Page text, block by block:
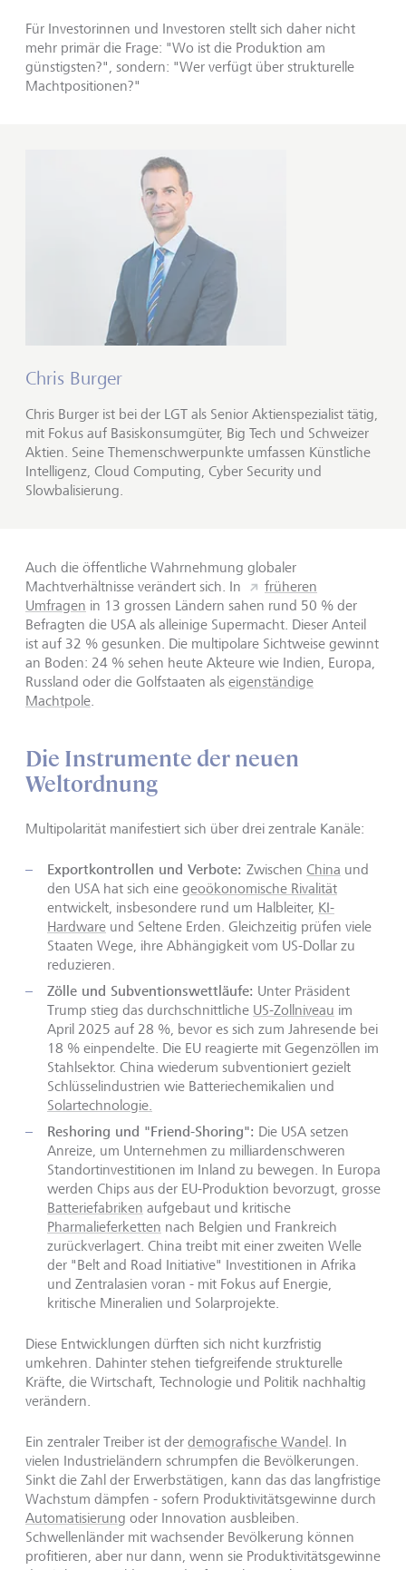
Für Investorinnen und Investoren stellt sich daher nicht
mehr primär die Frage: "Wo ist die Produktion am
günstigsten?", sondern: "Wer verfügt über strukturelle
Machtpositionen?"
Chris Burger
Chris Burger ist bei der LGT als Senior Aktienspezialist tätig,
mit Fokus auf Basiskonsumgüter, Big Tech und Schweizer
Aktien. Seine Themenschwerpunkte umfassen Künstliche
Intelligenz, Cloud Computing, Cyber Security und
Slowbalisierung.
Auch die öffentliche Wahrnehmung globaler
Machtverhältnisse verändert sich. In
früheren
Umfragen in 13 grossen Ländern sahen rund 50 % der
Befragten die USA als alleinige Supermacht. Dieser Anteil
ist auf 32 % gesunken. Die multipolare Sichtweise gewinnt
an Boden: 24 % sehen heute Akteure wie Indien, Europa,
Russland oder die Golfstaaten als eigenständige
Machtpole
Die Instrumente der neuen
Weltordnung
Multipolarität manifestiert sich über drei zentrale Kanäle:
Exportkontrollen und Verbote: Zwischen China und
den USA hat sich eine geoökonomische Rivalität
entwickelt, insbesondere rund um Halbleiter, KI-
Hardware und Seltene Erden. Gleichzeitig prüfen viele
Staaten Wege, ihre Abhängigkeit vom US-Dollar zu
reduzieren.
Zölle und Subventionswettläufe: Unter Präsident
Trump stieg das durchschnittliche US-Zollniveau im
April 2025 auf 28 %, bevor es sich zum Jahresende bei
18 % einpendelte. Die EU reagierte mit Gegenzöllen im
Stahlsektor. China wiederum subventioniert gezielt
Schlüsselindustrien wie Batteriechemikalien und
Solartechnologie.
Reshoring und "Friend-Shoring": Die USA setzen
Anreize, um Unternehmen zu milliardenschweren
Standortinvestitionen im Inland zu bewegen. In Europa
werden Chips aus der EU-Produktion bevorzugt, grosse
Batteriefabriken aufgebaut und kritische
Pharmalieferketten nach Belgien und Frankreich
zurückverlagert. China treibt mit einer zweiten Welle
der "Belt and Road Initiative" Investitionen in Afrika
und Zentralasien voran - mit Fokus auf Energie,
kritische Mineralien und Solarprojekte.
Diese Entwicklungen dürften sich nicht kurzfristig
umkehren. Dahinter stehen tiefgreifende strukturelle
Kräfte, die Wirtschaft, Technologie und Politik nachhaltig
verändern.
Ein zentraler Treiber ist der demografische Wandel . In
vielen Industrieländern schrumpfen die Bevölkerungen.
Sinkt die Zahl der Erwerbstätigen, kann das das langfristige
Wachstum dämpfen - sofern Produktivitätsgewinne durch
Automatisierung oder Innovation ausbleiben.
Schwellenländer mit wachsender Bevölkerung können
profitieren, aber nur dann, wenn sie Produktivitätsgewinne